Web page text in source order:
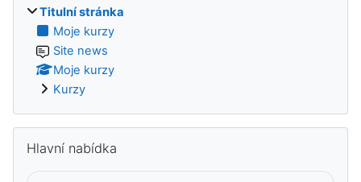
Titulní stránka
Moje kurzy
Site news
Moje kurzy
Kurzy
Hlavní nabídka